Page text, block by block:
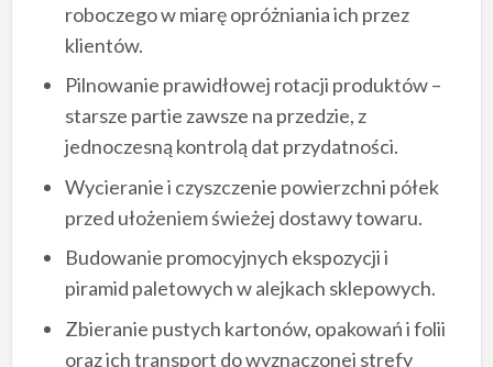
roboczego w miarę opróżniania ich przez
klientów.
Pilnowanie prawidłowej rotacji produktów –
starsze partie zawsze na przedzie, z
jednoczesną kontrolą dat przydatności.
Wycieranie i czyszczenie powierzchni półek
przed ułożeniem świeżej dostawy towaru.
Budowanie promocyjnych ekspozycji i
piramid paletowych w alejkach sklepowych.
Zbieranie pustych kartonów, opakowań i folii
oraz ich transport do wyznaczonej strefy